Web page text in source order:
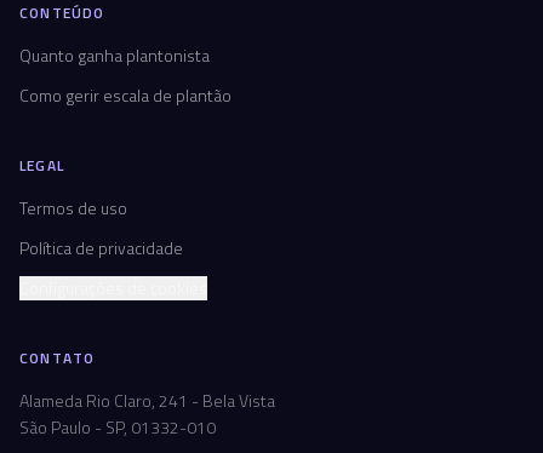
CONTEÚDO
Quanto ganha plantonista
Como gerir escala de plantão
LEGAL
Termos de uso
Política de privacidade
CONTATO
Alameda Rio Claro, 241 - Bela Vista
São Paulo - SP, 01332-010